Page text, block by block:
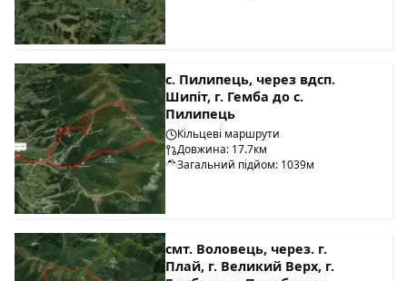
с. Пилипець, через вдсп.
Шипіт, г. Гемба до с.
Пилипець
Кільцеві маршрути
Довжина: 17.7км
Загальний підйом: 1039м
смт. Воловець, через. г.
Плай, г. Великий Верх, г.